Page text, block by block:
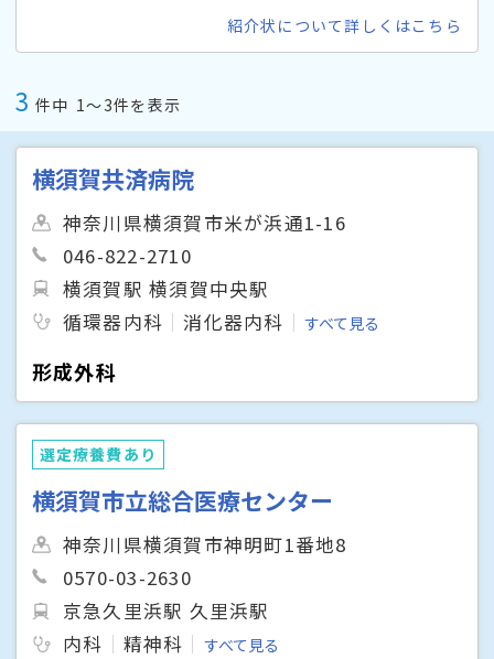
紹介状について詳しくはこちら
3 件中 1〜3件を表示
横須賀共済病院
神奈川県横須賀市米が浜通1-16
046-822-2710
横須賀駅 横須賀中央駅
循環器内科
消化器内科 すべて見る
形成外科
選定療養費あり
横須賀市立総合医療センター
神奈川県横須賀市神明町1番地8
0570-03-2630
京急久里浜駅 久里浜駅
内科
精神科 すべて見る